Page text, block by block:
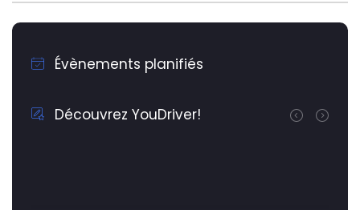
Évènements planifiés
Découvrez YouDriver!